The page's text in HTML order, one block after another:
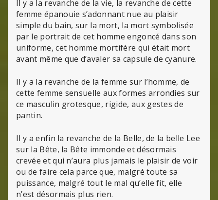
Il y a la revanche de la vie, la revanche de cette
femme épanouie s’adonnant nue au plaisir
simple du bain, sur la mort, la mort symbolisée
par le portrait de cet homme engoncé dans son
uniforme, cet homme mortifère qui était mort
avant même que d’avaler sa capsule de cyanure.
Il y a la revanche de la femme sur l’homme, de
cette femme sensuelle aux formes arrondies sur
ce masculin grotesque, rigide, aux gestes de
pantin.
Il y a enfin la revanche de la Belle, de la belle Lee
sur la Bête, la Bête immonde et désormais
crevée et qui n’aura plus jamais le plaisir de voir
ou de faire cela parce que, malgré toute sa
puissance, malgré tout le mal qu’elle fit, elle
n’est désormais plus rien.